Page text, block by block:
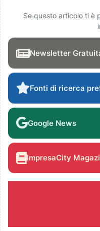
Se questo articolo ti è
Newsletter
Fonti di ricerca
Google News
ImpresaCity